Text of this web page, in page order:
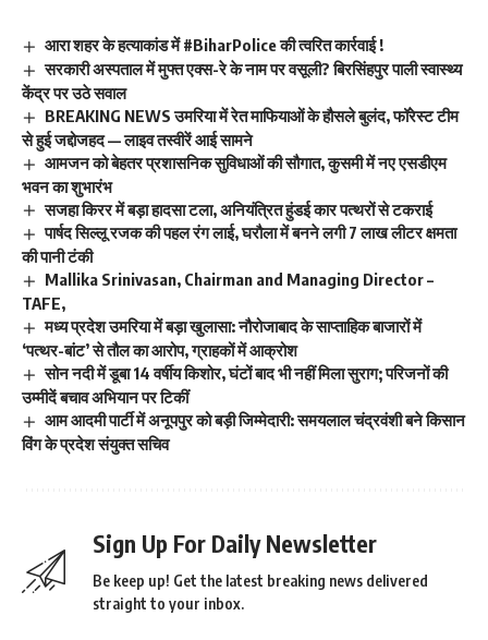
आरा शहर के हत्याकांड में #BiharPolice की त्वरित कार्रवाई !
सरकारी अस्पताल में मुफ्त एक्स-रे के नाम पर वसूली? बिरसिंहपुर पाली स्वास्थ्य
केंद्र पर उठे सवाल
BREAKING NEWS उमरिया में रेत माफियाओं के हौसले बुलंद, फॉरेस्ट टीम
से हुई जद्दोजहद — लाइव तस्वीरें आई सामने
आमजन को बेहतर प्रशासनिक सुविधाओं की सौगात, कुसमी में नए एसडीएम
भवन का शुभारंभ
सजहा किरर में बड़ा हादसा टला, अनियंत्रित हुंडई कार पत्थरों से टकराई
पार्षद सिल्लू रजक की पहल रंग लाई, घरौला में बनने लगी 7 लाख लीटर क्षमता
की पानी टंकी
Mallika Srinivasan, Chairman and Managing Director –
TAFE,
मध्य प्रदेश उमरिया में बड़ा खुलासा: नौरोजाबाद के साप्ताहिक बाजारों में
‘पत्थर-बांट’ से तौल का आरोप, ग्राहकों में आक्रोश
सोन नदी में डूबा 14 वर्षीय किशोर, घंटों बाद भी नहीं मिला सुराग; परिजनों की
उम्मीदें बचाव अभियान पर टिकीं
आम आदमी पार्टी में अनूपपुर को बड़ी जिम्मेदारी: समयलाल चंद्रवंशी बने किसान
विंग के प्रदेश संयुक्त सचिव
Sign Up For Daily Newsletter
Be keep up! Get the latest breaking news delivered
straight to your inbox.